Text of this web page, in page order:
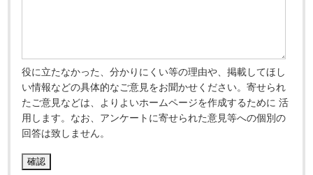
役に立たなかった、分かりにくい等の理由や、掲載してほし
い情報などの具体的なご意見をお聞かせください。寄せられ
たご意見などは、よりよいホームページを作成するために 活
用します。なお、アンケートに寄せられた意見等への個別の
回答は致しません。